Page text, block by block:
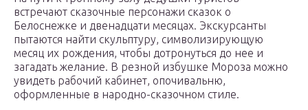
встречают сказочные персонажи сказок о
Белоснежке и двенадцати месяцах. Экскурсанты
пытаются найти скульптуру, символизирующую
месяц их рождения, чтобы дотронуться до нее и
загадать желание. В резной избушке Мороза можно
увидеть рабочий кабинет, опочивальню,
оформленные в народно-сказочном стиле.